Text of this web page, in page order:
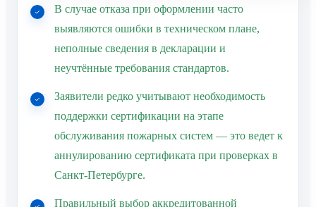
В случае отказа при оформлении часто
выявляются ошибки в техническом плане,
неполные сведения в декларации и
неучтённые требования стандартов.
Заявители редко учитывают необходимость
поддержки сертификации на этапе
обслуживания пожарных систем — это ведет к
аннулированию сертификата при проверках в
Санкт-Петербурге.
Правильный выбор аккредитованной